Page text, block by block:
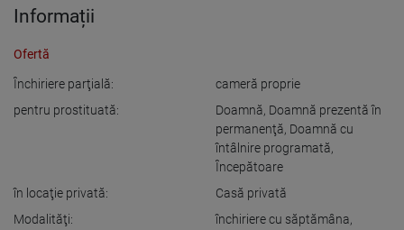
Informații
Ofertă
Închiriere parţială:
cameră proprie
pentru prostituată:
Doamnă, Doamnă prezentă în
permanenţă, Doamnă cu
întâlnire programată,
Începătoare
în locaţie privată:
Casă privată
Modalităţi:
închiriere cu săptămâna,